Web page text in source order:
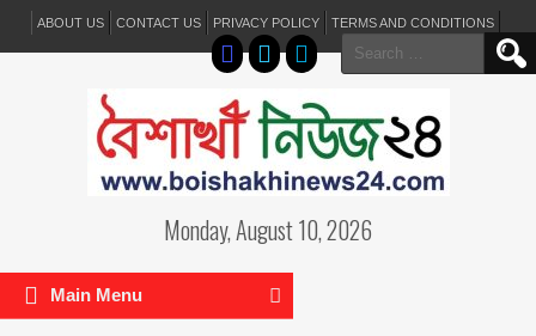
ABOUT US CONTACT US PRIVACY POLICY TERMS AND CONDITIONS
Search
for:
Monday, August 10, 2026
Main Menu